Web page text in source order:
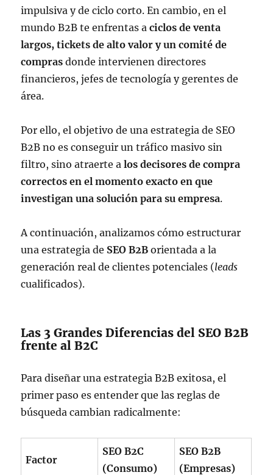
impulsiva y de ciclo corto. En cambio, en el
mundo B2B te enfrentas aciclos de venta
largos, tickets de alto valor y un comité de
compras donde intervienen directores
financieros, jefes de tecnología y gerentes de
área.
Por ello, el objetivo de una estrategia de SEO
B2B no es conseguir un tráfico masivo sin
filtro, sino atraerte alos decisores de compra
correctos en el momento exacto en que
investigan una solución para su empresa.
A continuación, analizamos cómo estructurar
una estrategia de SEO B2B orientada a la
generación real de clientes potenciales (leads
cualificados).
Las 3 Grandes Diferencias del SEO B2B
frente al B2C
Para diseñar una estrategia B2B exitosa, el
primer paso es entender que las reglas de
búsqueda cambian radicalmente:
Factor
SEO B2C
(Consumo)
SEO B2B
(Empresas)